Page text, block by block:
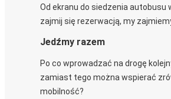
Od ekranu do siedzenia autobusu
zajmij się rezerwacją, my
Jedźmy razem
Po co wprowadzać na drogę
zamiast tego można wspierać
mobilność?